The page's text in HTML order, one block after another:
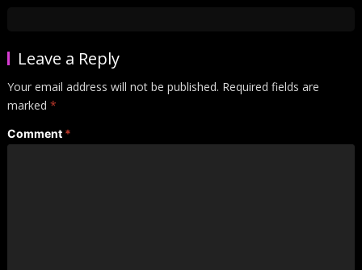
Leave a Reply
Your email address will not be published. Required fields are
marked *
Comment *